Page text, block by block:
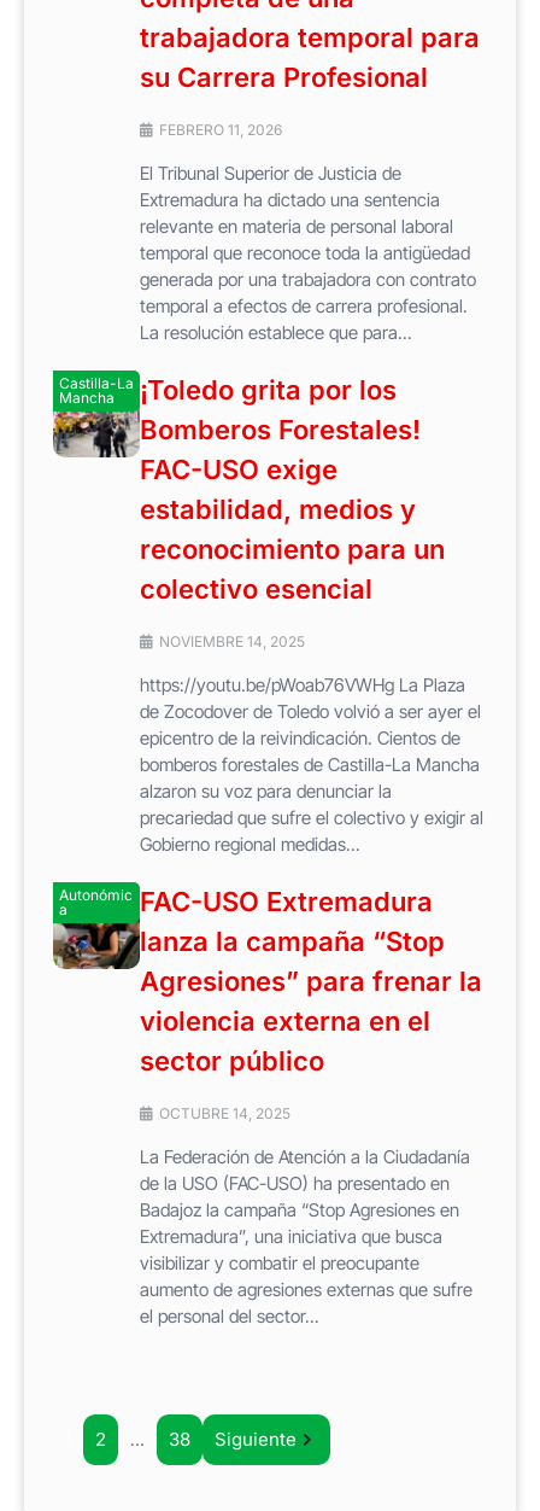
trabajadora temporal para
su Carrera Profesional
FEBRERO 11, 2026
El Tribunal Superior de Justicia de
Extremadura ha dictado una sentencia
relevante en materia de personal laboral
temporal que reconoce toda la antigüedad
generada por una trabajadora con contrato
temporal a efectos de carrera profesional.
La resolución establece que para...
Castilla-La
Mancha
¡Toledo grita por los
Bomberos Forestales!
FAC-USO exige
estabilidad, medios y
reconocimiento para un
colectivo esencial
NOVIEMBRE 14, 2025
https://youtu.be/pWoab76VWHg La Plaza
de Zocodover de Toledo volvió a ser ayer el
epicentro de la reivindicación. Cientos de
bomberos forestales de Castilla-La Mancha
alzaron su voz para denunciar la
precariedad que sufre el colectivo y exigir al
Gobierno regional medidas...
Autonómic
a
FAC-USO Extremadura
lanza la campaña “Stop
Agresiones” para frenar la
violencia externa en el
sector público
OCTUBRE 14, 2025
La Federación de Atención a la Ciudadanía
de la USO (FAC-USO) ha presentado en
Badajoz la campaña “Stop Agresiones en
Extremadura”, una iniciativa que busca
visibilizar y combatir el preocupante
aumento de agresiones externas que sufre
el personal del sector...
2 … 38 Siguiente